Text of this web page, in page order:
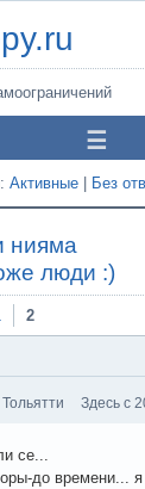
Активные Без
нияма
люди :)
2
Здесь с
се...
до времени...